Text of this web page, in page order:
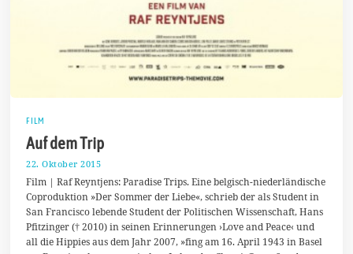
FILM
Auf dem Trip
22. Oktober 2015
.
O
k
t
o
b
Film | Raf Reyntjens: Paradise Trips. Eine belgisch-niederländische
Coproduktion »Der Sommer der Liebe«, schrieb der als Student in
San Francisco lebende Student der Politischen Wissenschaft, Hans
Pfitzinger († 2010) in seinen Erinnerungen ›Love and Peace‹ und
all die Hippies aus dem Jahr 2007, »fing am 16. April 1943 in Basel